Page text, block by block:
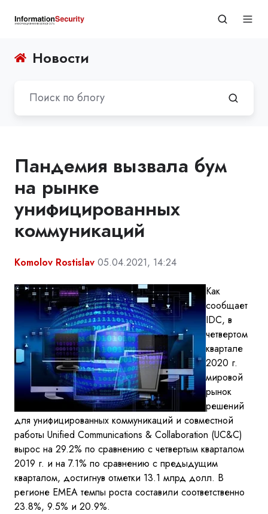
Новости
Пандемия вызвала бум
на рынке
унифицированных
коммуникаций
Komolov Rostislav 05.04.2021, 14:24
Как
сообщает
IDC, в
четвертом
квартале
2020 г.
мировой
рынок
решений
для унифицированных коммуникаций и совместной
работы Unified Communications & Collaboration (UC&C)
вырос на 29.2% по сравнению с четвертым кварталом
2019 г. и на 7.1% по сравнению с предыдущим
кварталом, достигнув отметки 13.1 млрд долл. В
регионе EMEA темпы роста составили соответственно
23.8%, 9.5% и 20.9%.